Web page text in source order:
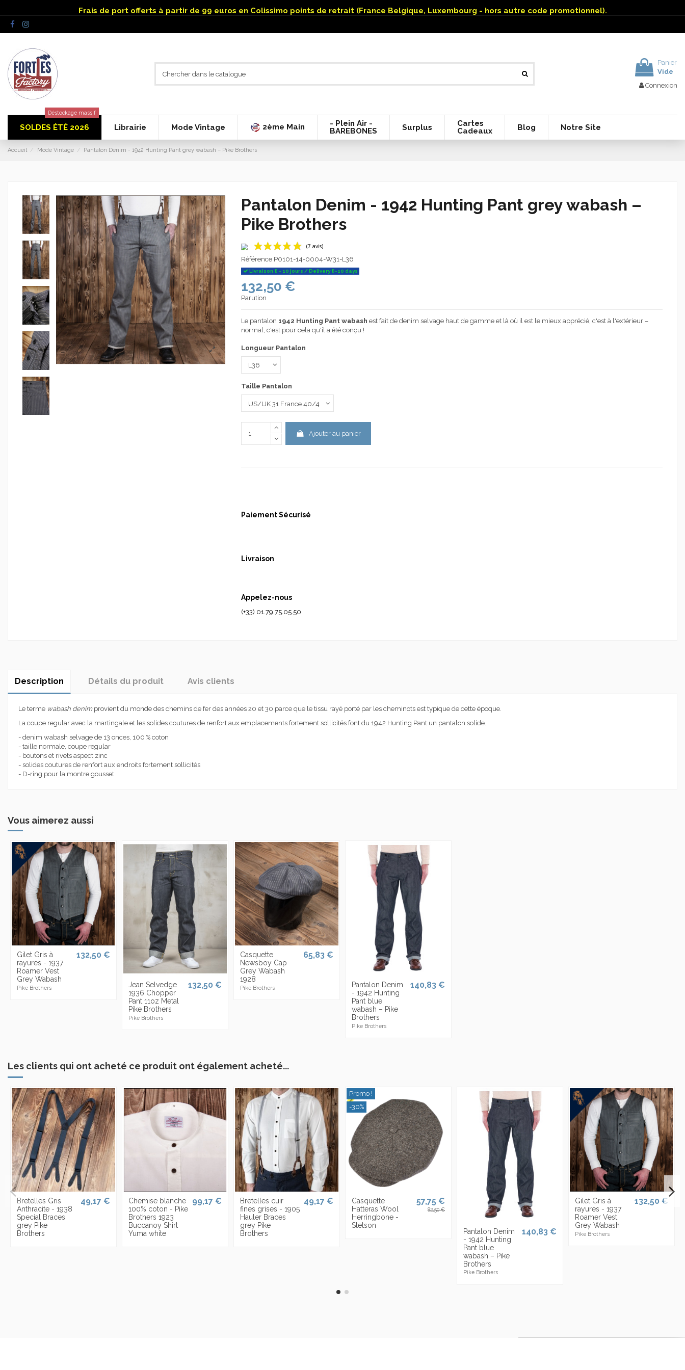
Frais de port offerts à partir de 99 euros en Colissimo points de retrait (France Belgique, Luxembourg - hors autre code promotionnel).
Panier
Vide
Connexion
SOLDES ÉTÉ 2026
Déstockage massif
Librairie Mode Vintage 2ème Main
- Plein Air -
BAREBONES
Surplus
Cartes
Cadeaux
Blog Notre Site
Accueil Mode Vintage Pantalon Denim - 1942 Hunting Pant grey wabash – Pike Brothers
Pantalon Denim - 1942 Hunting Pant grey wabash –
Pike Brothers
Référence P0101-14-0004-W31-L36
Livraison 8 - 10 jours / Delivery 8-10 days
132,50 €
Parution
Le pantalon 1942 Hunting Pant wabash est fait de denim selvage haut de gamme et là où il est le mieux apprécié, c'est à l'extérieur –
normal, c'est pour cela qu'il a été conçu !
Longueur Pantalon
Taille Pantalon
Ajouter au panier
Paiement Sécurisé
Livraison
Appelez-nous
(+33) 01.79.75.05.50
Description Détails du produit Avis clients
Le terme wabash denimprovient du monde des chemins de fer des années 20 et 30 parce que le tissu rayé porté par les cheminots est typique de cette époque.
La coupe regular avec la martingale et les solides coutures de renfort aux emplacements fortement sollicités font du 1942 Hunting Pant un pantalon solide.
- denim wabash selvage de 13 onces, 100 % coton
- taille normale, coupe regular
- boutons et rivets aspect zinc
- solides coutures de renfort aux endroits fortement sollicités
- D-ring pour la montre gousset
Vous aimerez aussi
Gilet Gris à
rayures - 1937
Roamer Vest
Grey Wabash
Pike Brothers
132,50 €
Jean Selvedge
1936 Chopper
Pant 11oz Metal
Pike Brothers
Pike Brothers
132,50 €
Casquette
Newsboy Cap
Grey Wabash
1928
Pike Brothers
65,83 €
Pantalon Denim
- 1942 Hunting
Pant blue
wabash – Pike
Brothers
Pike Brothers
140,83 €
Les clients qui ont acheté ce produit ont également acheté...
Bretelles Gris
Anthracite - 1938
Special Braces
grey Pike
Brothers
49,17 €
Chemise blanche
100% coton - Pike
Brothers 1923
Buccanoy Shirt
Yuma white
99,17 €
Bretelles cuir
fines grises - 1905
Hauler Braces
grey Pike
Brothers
49,17 €
Promo !
-30%
Casquette
Hatteras Wool
Herringbone -
Stetson
57,75 €
82,50 €
Pantalon Denim
- 1942 Hunting
Pant blue
wabash – Pike
Brothers
Pike Brothers
140,83 €
Gilet Gris à
rayures - 1937
Roamer Vest
Grey Wabash
Pike Brothers
132,50 €